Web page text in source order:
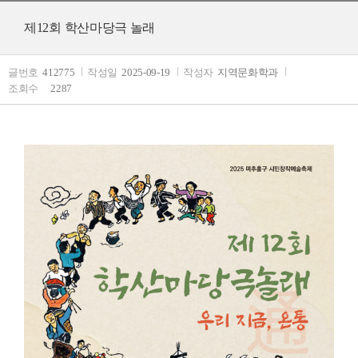
제12회 학산마당극 놀래
글번호 412775 작성일 2025-09-19 작성자 지역문화학과
조회수
2287